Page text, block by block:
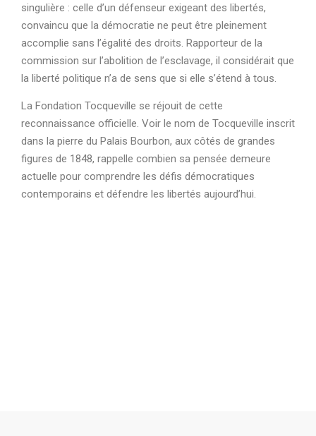
singulière : celle d’un défenseur exigeant des libertés,
convaincu que la démocratie ne peut être pleinement
accomplie sans l’égalité des droits. Rapporteur de la
commission sur l’abolition de l’esclavage, il considérait que
la liberté politique n’a de sens que si elle s’étend à tous.
La Fondation Tocqueville se réjouit de cette
reconnaissance officielle. Voir le nom de Tocqueville inscrit
dans la pierre du Palais Bourbon, aux côtés de grandes
figures de 1848, rappelle combien sa pensée demeure
actuelle pour comprendre les défis démocratiques
contemporains et défendre les libertés aujourd’hui.